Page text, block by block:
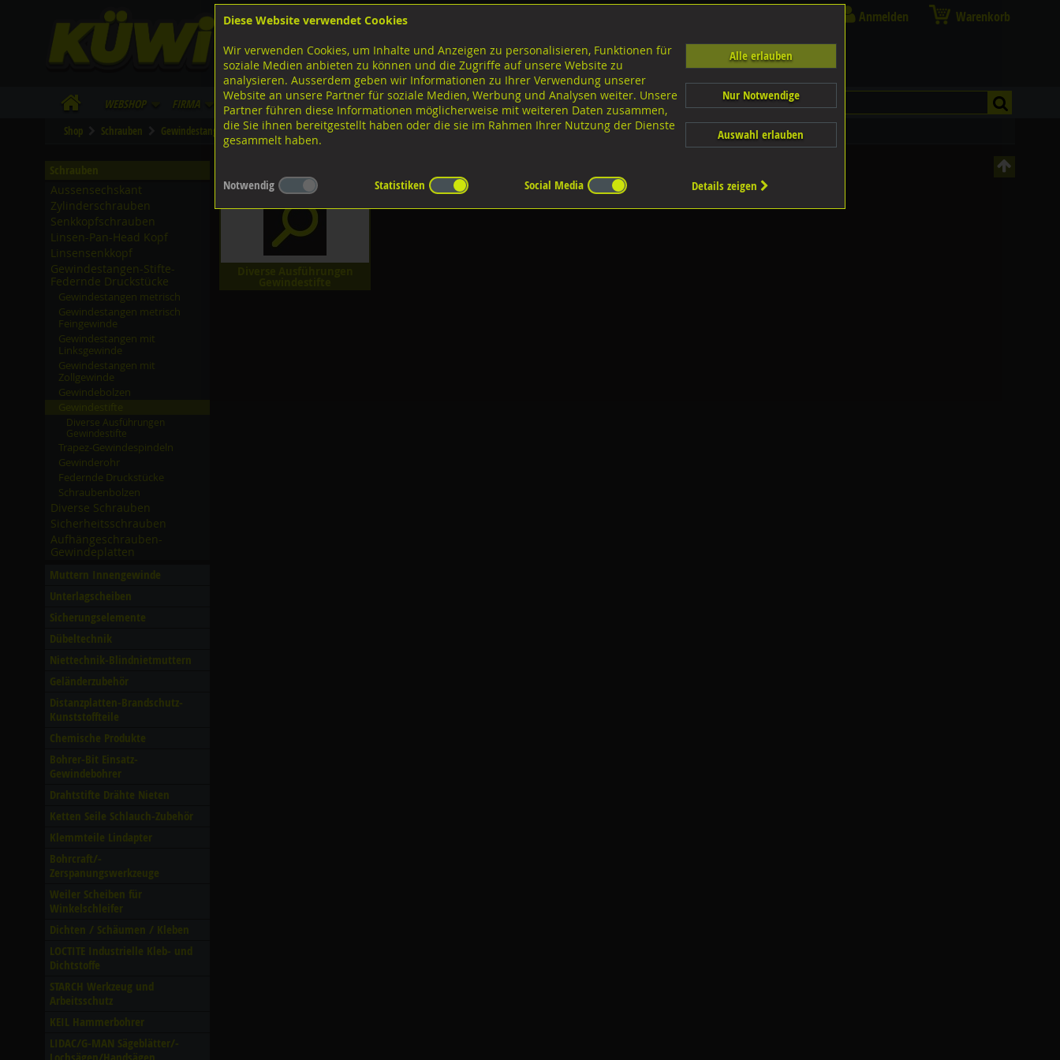
Lagerstrasse 8
Tel. 043 455 20 30
FB
IG
WebShop Firma Lieferinfo Infos/Downloads
Anmelden Warenkorb
Shop Schrauben Gewindestangen-Stifte-Federnde Druckstücke Gewindestifte
Aussensechskant
Zylinderschrauben
Senkkopfschrauben
Linsen-Pan-Head Kopf
Linsensenkkopf
Gewindestangen-Stifte-
Federnde Druckstücke
Gewindestangen metrisch
Gewindestangen metrisch
Feingewinde
Gewindestangen mit
Linksgewinde
Gewindestangen mit
Zollgewinde
Gewindebolzen
Diverse Ausführungen
Gewindestifte
Trapez-Gewindespindeln
Gewinderohr
Federnde Druckstücke
Schraubenbolzen
Diverse Schrauben
Sicherheitsschrauben
Aufhängeschrauben-
Gewindeplatten
Muttern Innengewinde
Unterlagscheiben
Sicherungselemente
Dübeltechnik
Niettechnik-Blindnietmuttern
Geländerzubehör
Distanzplatten-Brandschutz-
Kunststoffteile
Chemische Produkte
Bohrer-Bit Einsatz-
Gewindebohrer
Drahtstifte Drähte Nieten
Ketten Seile Schlauch-Zubehör
Klemmteile Lindapter
Bohrcraft/­
Zerspanungswerkzeuge
Weiler Scheiben für
Winkelschleifer
Dichten /­ Schäumen /­ Kleben
LOCTITE Industrielle Kleb- und
Dichtstoffe
STARCH Werkzeug und
Arbeitsschutz
KEIL Hammerbohrer
LIDAC/­G-MAN Sägeblätter/­
Diese Website verwendet Cookies
Wir verwenden Cookies, um Inhalte und Anzeigen zu personalisieren, Funktionen für
soziale Medien anbieten zu können und die Zugriffe auf unsere Website zu
analysieren. Ausserdem geben wir Informationen zu Ihrer Verwendung unserer
Website an unsere Partner für soziale Medien, Werbung und Analysen weiter. Unsere
Partner führen diese Informationen möglicherweise mit weiteren Daten zusammen,
die Sie ihnen bereitgestellt haben oder die sie im Rahmen Ihrer Nutzung der Dienste
gesammelt haben.
Alle erlauben
Nur Notwendige
Auswahl erlauben
Notwendig Statistiken Social Media Details zeigen